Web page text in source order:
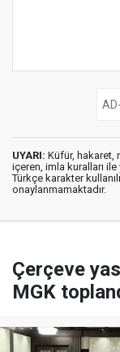
UYARI: Küfür, hakaret,
içeren, imla kuralları ile
Türkçe karakter
onaylanmamaktadır.
Çerçeve
MGK